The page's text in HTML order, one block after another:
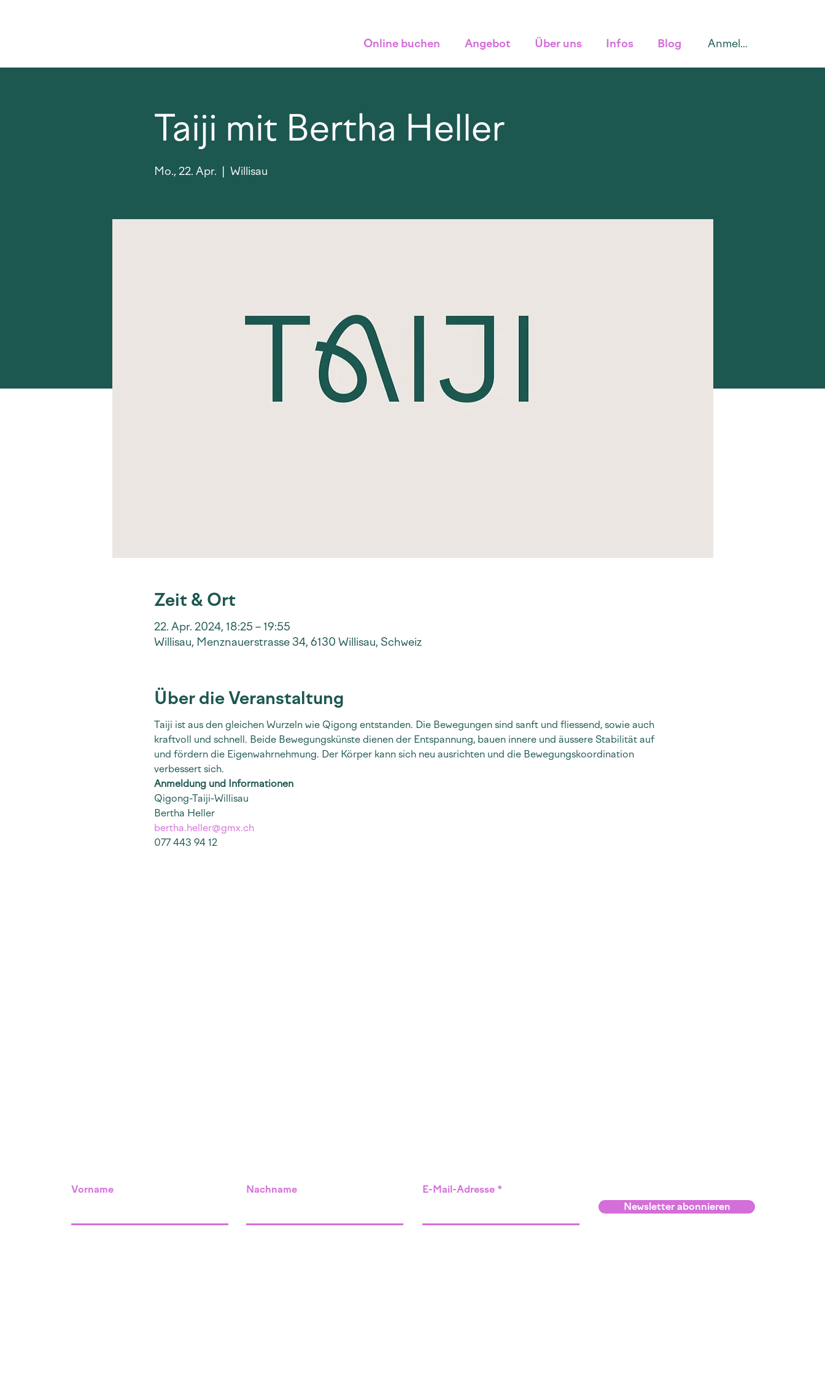
Online buchen Angebot Über uns Infos Blog Anmelden
Taiji mit Bertha Heller
Mo., 22. Apr. Willisau
Zeit & Ort
22. Apr. 2024, 18:25 – 19:55
Willisau, Menznauerstrasse 34, 6130 Willisau, Schweiz
Über die Veranstaltung
Taiji ist aus den gleichen Wurzeln wie Qigong entstanden. Die Bewegungen sind sanft und fliessend, sowie auch
kraftvoll und schnell. Beide Bewegungskünste dienen der Entspannung, bauen innere und äussere Stabilität auf
und fördern die Eigenwahrnehmung. Der Körper kann sich neu ausrichten und die Bewegungskoordination
verbessert sich.
Anmeldung und Informationen
Qigong-Taiji-Willisau
Bertha Heller
bertha.heller@gmx.ch
077 443 94 12
Vorname Nachname
E-Mail-Adresse
Newsletter abonnieren